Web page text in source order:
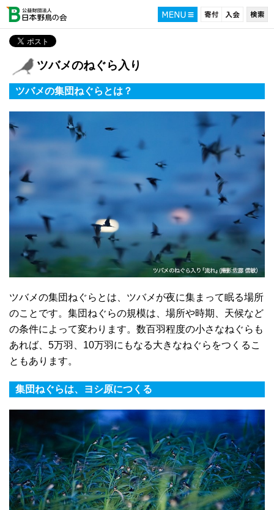
ツバメのねぐら入り
ツバメの集団ねぐらとは？
ツバメの集団ねぐらとは、ツバメが夜に集まって眠る場所
のことです。集団ねぐらの規模は、場所や時期、天候など
の条件によって変わります。数百羽程度の小さなねぐらも
あれば、5万羽、10万羽にもなる大きなねぐらをつくるこ
ともあります。
集団ねぐらは、ヨシ原につくる